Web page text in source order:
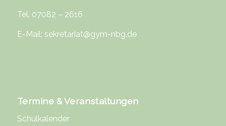
Tel. 07082 – 2616
E-Mail: sekretariat@gym-nbg.de
Termine & Veranstaltungen
Schulkalender